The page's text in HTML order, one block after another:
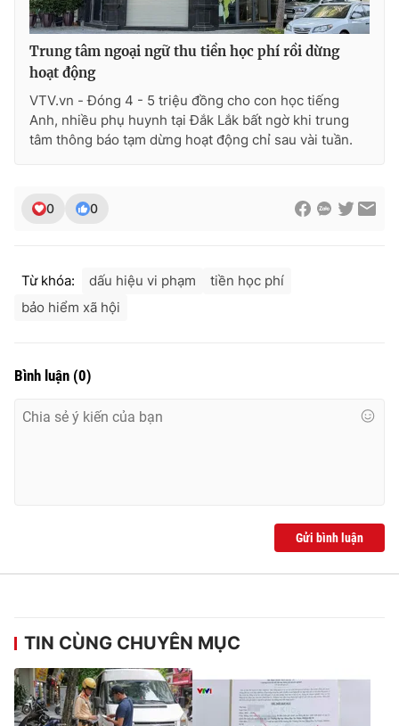
Ðiện thoại Thời báo VTV:
024.66 897 897
Email:toasoan@vtv.vn
Liên hệ quảng cáo:024-7300.7108
® Cấm sao chép dưới mọi hình thức nếu không có sự chấp
Trung tâm ngoại ngữ thu tiền học phí rồi dừng
hoạt động
VTV.vn - Đóng 4 - 5 triệu đồng cho con học tiếng
Anh, nhiều phụ huynh tại Đắk Lắk bất ngờ khi trung
tâm thông báo tạm dừng hoạt động chỉ sau vài tuần.
0 0
Từ khóa: dấu hiệu vi phạm
tiền học phí
bảo hiểm xã hội
Bình luận (0)
Gửi bình luận
TIN CÙNG CHUYÊN MỤC